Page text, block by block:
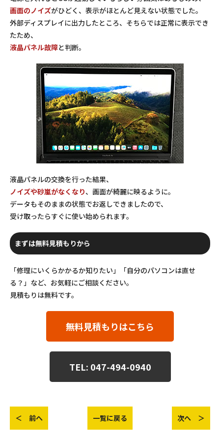
画面のノイズがひどく、表示がほとんど見えない状態でした。
外部ディスプレイに出力したところ、そちらでは正常に表示でき
たため、
液晶パネル故障と判断。
液晶パネルの交換を行った結果、
ノイズや砂嵐がなくなり、画面が綺麗に映るように。
データもそのままの状態でお返しできましたので、
受け取ったらすぐに使い始められます。
まずは無料見積もりから
「修理にいくらかかるか知りたい」「自分のパソコンは直せ
る？」など、お気軽にご相談ください。
見積もりは無料です。
無料見積もりはこちら
TEL: 047-494-0940
＜ 前へ 一覧に戻る 次へ ＞